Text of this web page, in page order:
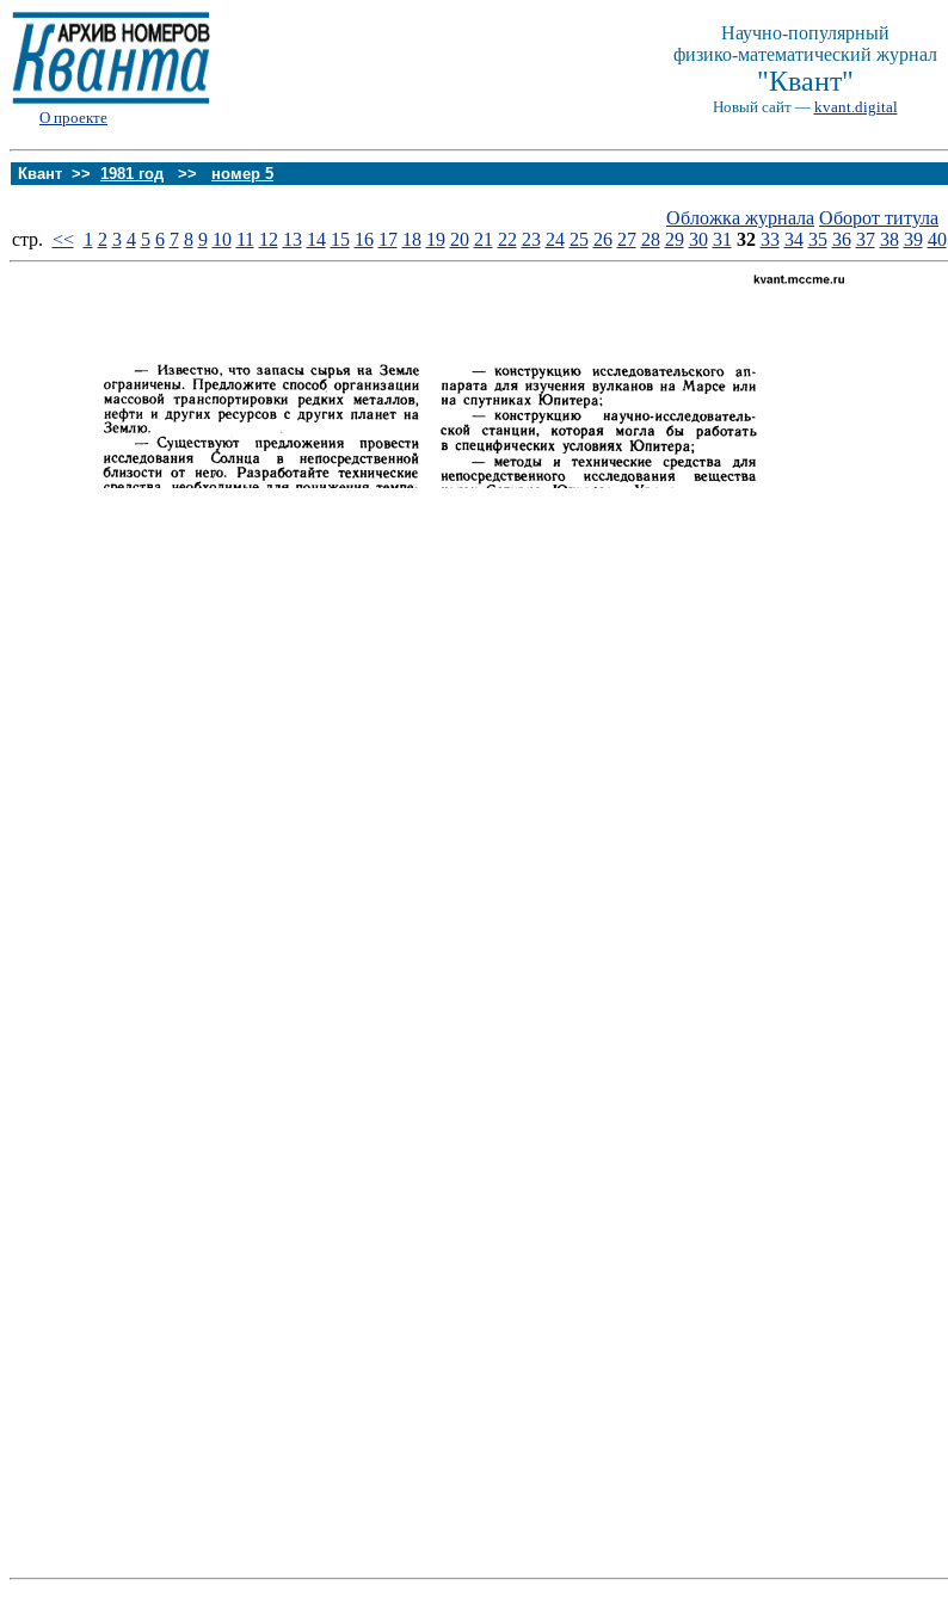
О проекте
Научно-популярный
физико-математический журнал
"Квант"
Новый сайт — kvant.digital
Квант >> 1981 год >> номер 5
Обложка журнала Оборот титула
стp. << 1 2 3 4 5 6 7 8 9 10 11 12 13 14 15 16 17 18 19 20 21 22 23 24 25 26 27 28 29 30 31 32 33 34 35 36 37 38 39 40